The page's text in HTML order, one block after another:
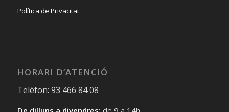
Política de Privacitat
HORARI D’ATENCIÓ
Telèfon: 93 466 84 08